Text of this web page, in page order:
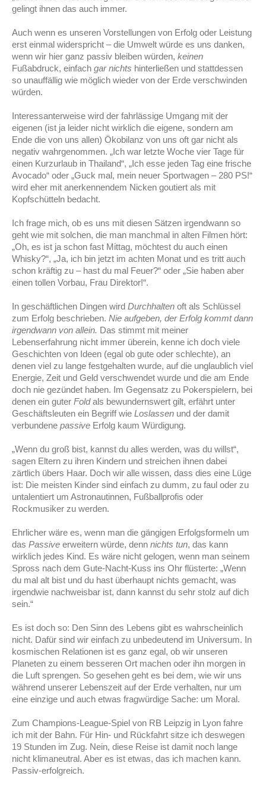
gelingt ihnen das auch immer.
Auch wenn es unseren Vorstellungen von Erfolg oder Leistung
erst einmal widerspricht – die Umwelt würde es uns danken,
wenn wir hier ganz passiv bleiben würden, keinen
Fußabdruck, einfach gar nichts hinterließen und stattdessen
so unauffällig wie möglich wieder von der Erde verschwinden
würden.
Interessanterweise wird der fahrlässige Umgang mit der
eigenen (ist ja leider nicht wirklich die eigene, sondern am
Ende die von uns allen) Ökobilanz von uns oft gar nicht als
negativ wahrgenommen. „Ich war letzte Woche vier Tage für
einen Kurzurlaub in Thailand“, „Ich esse jeden Tag eine frische
Avocado“ oder „Guck mal, mein neuer Sportwagen – 280 PS!“
wird eher mit anerkennendem Nicken goutiert als mit
Kopfschütteln bedacht.
Ich frage mich, ob es uns mit diesen Sätzen irgendwann so
geht wie mit solchen, die man manchmal in alten Filmen hört:
„Oh, es ist ja schon fast Mittag, möchtest du auch einen
Whisky?“, „Ja, ich bin jetzt im achten Monat und es tritt auch
schon kräftig zu – hast du mal Feuer?“ oder „Sie haben aber
einen tollen Vorbau, Frau Direktor!“.
In geschäftlichen Dingen wird Durchhalten oft als Schlüssel
zum Erfolg beschrieben. Nie aufgeben, der Erfolg kommt dann
irgendwann von allein. Das stimmt mit meiner
Lebenserfahrung nicht immer überein, kenne ich doch viele
Geschichten von Ideen (egal ob gute oder schlechte), an
denen viel zu lange festgehalten wurde, auf die unglaublich viel
Energie, Zeit und Geld verschwendet wurde und die am Ende
doch nie gezündet haben. Im Gegensatz zu Pokerspielern, bei
denen ein guter Foldals bewundernswert gilt, erfährt unter
Geschäftsleuten ein Begriff wie Loslassen und der damit
verbundene passive Erfolg kaum Würdigung.
„Wenn du groß bist, kannst du alles werden, was du willst“,
sagen Eltern zu ihren Kindern und streichen ihnen dabei
zärtlich übers Haar. Doch wir alle wissen, dass dies eine Lüge
ist: Die meisten Kinder sind einfach zu dumm, zu faul oder zu
untalentiert um Astronautinnen, Fußballprofis oder
Rockmusiker zu werden.
Ehrlicher wäre es, wenn man die gängigen Erfolgsformeln um
das Passive erweitern würde, denn nichts tun, das kann
wirklich jedes Kind. Es wäre nicht gelogen, wenn man seinem
Spross nach dem Gute-Nacht-Kuss ins Ohr flüsterte: „Wenn
du mal alt bist und du hast überhaupt nichts gemacht, was
irgendwie nachweisbar ist, dann kannst du sehr stolz auf dich
sein.“
Es ist doch so: Den Sinn des Lebens gibt es wahrscheinlich
nicht. Dafür sind wir einfach zu unbedeutend im Universum. In
kosmischen Relationen ist es ganz egal, ob wir unseren
Planeten zu einem besseren Ort machen oder ihn morgen in
die Luft sprengen. So gesehen geht es bei dem, wie wir uns
während unserer Lebenszeit auf der Erde verhalten, nur um
eine einzige und auch etwas fragwürdige Sache: um Moral.
Zum Champions-League-Spiel von RB Leipzig in Lyon fahre
ich mit der Bahn. Für Hin- und Rückfahrt sitze ich deswegen
19 Stunden im Zug. Nein, diese Reise ist damit noch lange
nicht klimaneutral. Aber es ist etwas, das ich machen kann.
Passiv-erfolgreich.